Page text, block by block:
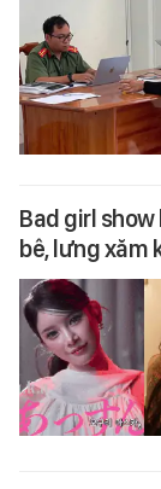
Bad girl
bê, lưng xăm